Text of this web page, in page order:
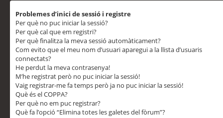
Problemes d’inici de sessió i registre
Per què no puc iniciar la sessió?
Per què cal que em registri?
Per què finalitza la meva sessió automàticament?
Com evito que el meu nom d’usuari aparegui a la llista d’usuaris
connectats?
He perdut la meva contrasenya!
M’he registrat però no puc iniciar la sessió!
Vaig registrar-me fa temps però ja no puc iniciar la sessió!
Què és el COPPA?
Per què no em puc registrar?
Què fa l’opció “Elimina totes les galetes del fòrum”?